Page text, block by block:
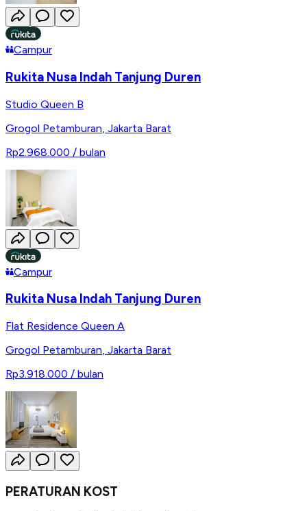
Campur
Rukita Nusa Indah Tanjung Duren
Studio Queen B
Grogol Petamburan Jakarta Barat
Rp2.968.000 / bulan
Campur
Rukita Nusa Indah Tanjung Duren
Flat Residence Queen A
Grogol Petamburan, Jakarta Barat
Rp3.918.000 / bulan
PERATURAN KOST